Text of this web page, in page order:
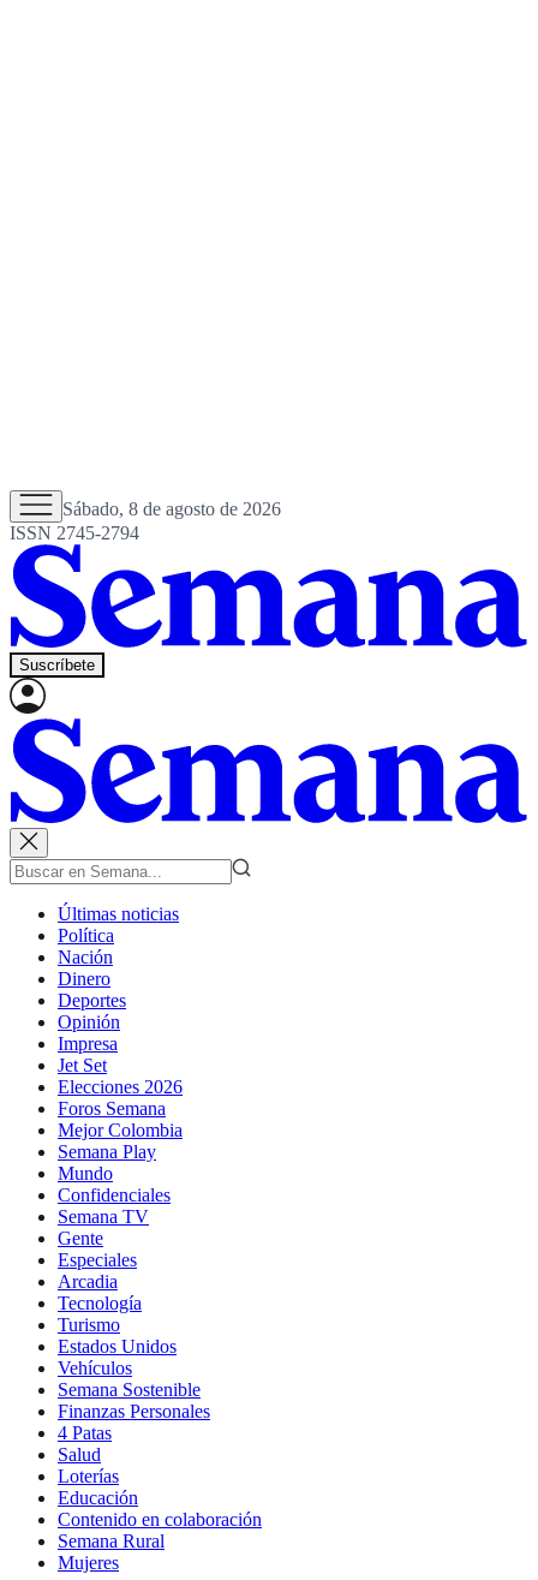
Sábado, 8 de agosto de 2026
ISSN 2745-2794
Suscríbete
Últimas noticias
Política
Nación
Dinero
Deportes
Opinión
Impresa
Jet Set
Elecciones 2026
Foros Semana
Mejor Colombia
Semana Play
Mundo
Confidenciales
Semana TV
Gente
Especiales
Arcadia
Tecnología
Turismo
Estados Unidos
Vehículos
Semana Sostenible
Finanzas Personales
4 Patas
Salud
Loterías
Educación
Contenido en colaboración
Semana Rural
Mujeres